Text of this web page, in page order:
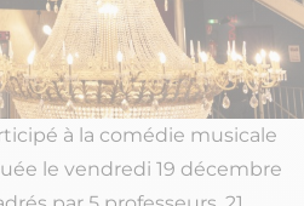
à la comédie musicale
le vendredi 19 décembre